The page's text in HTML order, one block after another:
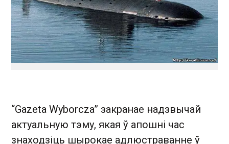
“Gazeta Wyborcza” закранае надзвычай
актуальную тэму, якая ў апошні час
знаходзіць шырокае адлюстраванне ў